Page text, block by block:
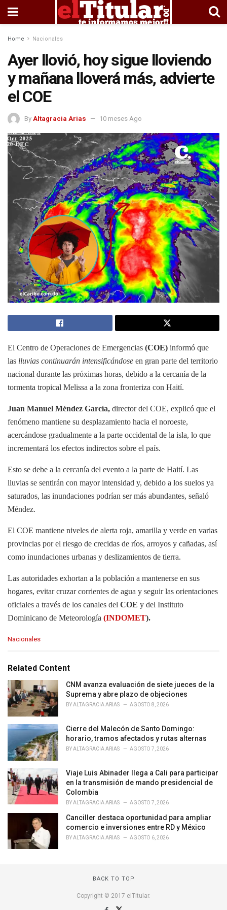
Home Nacionales
Ayer llovió, hoy sigue lloviendo
y mañana lloverá más, advierte
el COE
By Altagracia Arias 10 meses Ago
El Centro de Operaciones de Emergencias (COE) informó que
las lluvias continuarán intensificándose en gran parte del territorio
nacional durante las próximas horas, debido a la cercanía de la
tormenta tropical Melissa a la zona fronteriza con Haití.
Juan Manuel Méndez García, director del COE, explicó que el
fenómeno mantiene su desplazamiento hacia el noroeste,
acercándose gradualmente a la parte occidental de la isla, lo que
incrementará los efectos indirectos sobre el país.
Esto se debe a la cercanía del evento a la parte de Haití. Las
lluvias se sentirán con mayor intensidad y, debido a los suelos ya
saturados, las inundaciones podrían ser más abundantes, señaló
Méndez.
El COE mantiene niveles de alerta roja, amarilla y verde en varias
provincias por el riesgo de crecidas de ríos, arroyos y cañadas, así
como inundaciones urbanas y deslizamientos de tierra.
Las autoridades exhortan a la población a mantenerse en sus
hogares, evitar cruzar corrientes de agua y seguir las orientaciones
oficiales a través de los canales del COE y del Instituto
Dominicano de Meteorología (INDOMET).
C
e
o
r
i
e
:
Nacionales
Related Content
CNM avanza evaluación de siete jueces de la
Suprema y abre plazo de objeciones
BYALTAGRACIA ARIAS AGOSTO 8, 2026
Cierre del Malecón de Santo Domingo:
horario, tramos afectados y rutas alternas
BYALTAGRACIA ARIAS AGOSTO 7, 2026
Viaje Luis Abinader llega a Cali para participar
en la transmisión de mando presidencial de
Colombia
BYALTAGRACIA ARIAS AGOSTO 7, 2026
Canciller destaca oportunidad para ampliar
comercio e inversiones entre RD y México
BYALTAGRACIA ARIAS AGOSTO 6, 2026
BACK TO TOP
Copyright © 2017 elTitular.